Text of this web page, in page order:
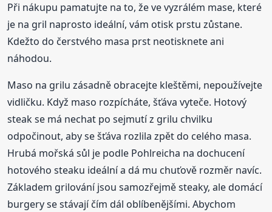
Při nákupu pamatujte na to, že ve vyzrálém mase, které
je na gril naprosto ideální, vám otisk prstu zůstane.
Kdežto do čerstvého masa prst neotisknete ani
náhodou.
Maso na grilu zásadně obracejte kleštěmi, nepoužívejte
vidličku. Když maso rozpícháte, šťáva vyteče. Hotový
steak se má nechat po sejmutí z grilu chvilku
odpočinout, aby se šťáva rozlila zpět do celého masa.
Hrubá mořská sůl je podle Pohlreicha na dochucení
hotového steaku ideální a dá mu chuťově rozměr navíc.
Základem grilování jsou samozřejmě steaky, ale domácí
burgery se stávají čím dál oblíbenějšími. Abychom